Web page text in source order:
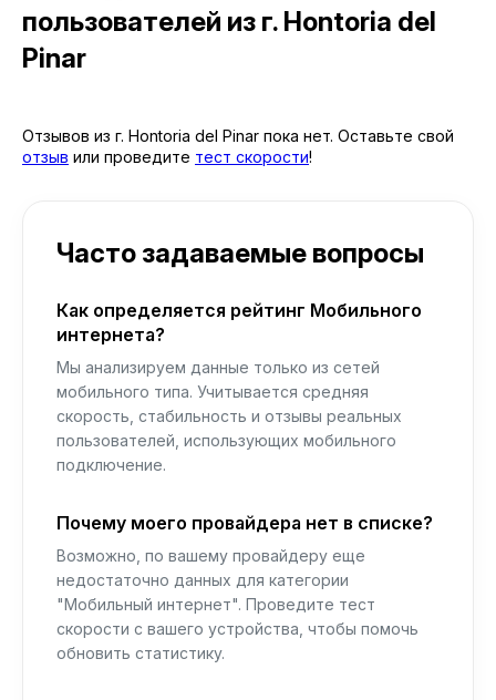
пользователей из г. Hontoria del
Pinar
Отзывов из г. Hontoria del Pinar пока нет. Оставьте свой
отзыв или проведите тест скорости!
Часто задаваемые вопросы
Как определяется рейтинг Мобильного
интернета?
Мы анализируем данные только из сетей
мобильного типа. Учитывается средняя
скорость, стабильность и отзывы реальных
пользователей, использующих мобильного
подключение.
Почему моего провайдера нет в списке?
Возможно, по вашему провайдеру еще
недостаточно данных для категории
"Мобильный интернет". Проведите тест
скорости с вашего устройства, чтобы помочь
обновить статистику.